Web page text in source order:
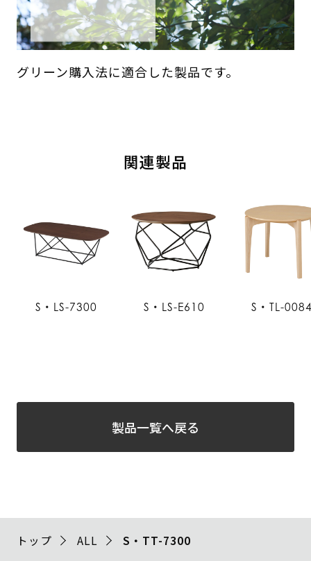
グリーン購入法に適合した製品です。
関連製品
S・LS-7300 S・LS-E610 S・TL-
製品一覧へ戻る
トップ ALL S・TT-7300